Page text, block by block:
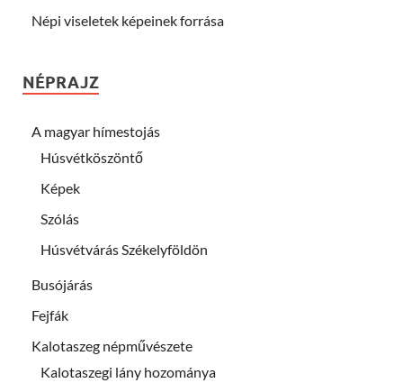
Népi viseletek képeinek forrása
NÉPRAJZ
A magyar hímestojás
Húsvétköszöntő
Képek
Szólás
Húsvétvárás Székelyföldön
Busójárás
Fejfák
Kalotaszeg népművészete
Kalotaszegi lány hozománya